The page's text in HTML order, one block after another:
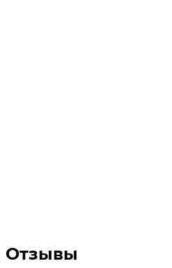
Отзывы